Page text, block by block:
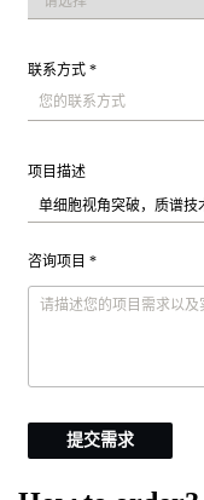
联系方式 *
项目描述
咨询项目 *
提交需求